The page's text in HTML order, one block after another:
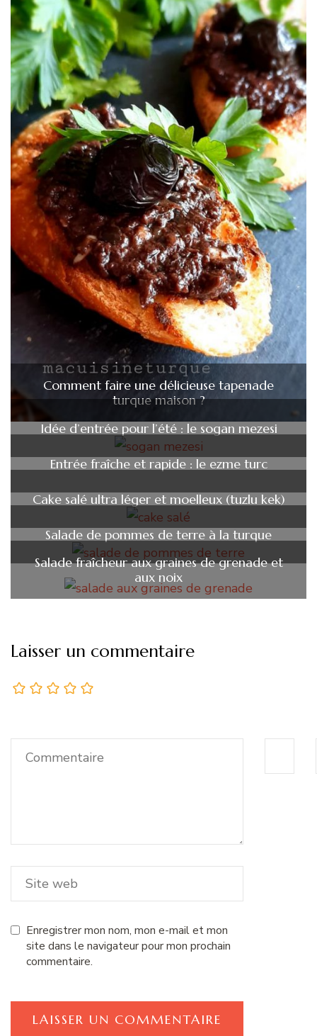
Comment faire une délicieuse tapenade
turque maison ?
Idée d’entrée pour l’été : le sogan mezesi
Entrée fraîche et rapide : le ezme turc
Cake salé ultra léger et moelleux (tuzlu kek)
Salade de pommes de terre à la turque
Salade fraîcheur aux graines de grenade et
aux noix
Laisser un commentaire
Enregistrer mon nom, mon e-mail et mon
site dans le navigateur pour mon prochain
commentaire.